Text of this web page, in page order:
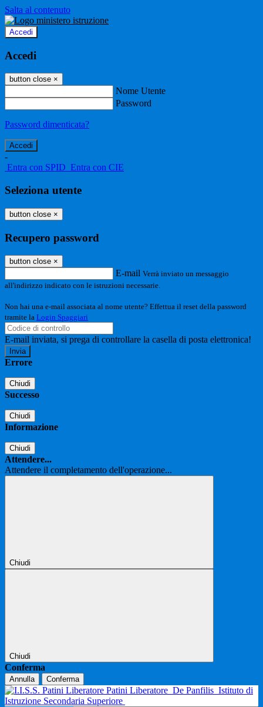
Salta al contenuto
Accedi
Accedi
button close ×
Nome Utente
Password
Password dimenticata?
-
Entra con SPID Entra con CIE
Seleziona utente
button close ×
Recupero password
button close ×
E-mail Verrà inviato un messaggio
all'indirizzo indicato con le istruzioni necessarie.
Non hai una e-mail associata al nome utente? Effettua il reset della password
tramite la Login Spaggiari
E-mail inviata, si prega di controllare la casella di posta elettronica!
Errore
Chiudi
Successo
Chiudi
Informazione
Chiudi
Attendere...
Attendere il completamento dell'operazione...
Chiudi
Chiudi
Conferma
Annulla Conferma
Patini Liberatore De Panfilis Istituto di
Istruzione Secondaria Superiore